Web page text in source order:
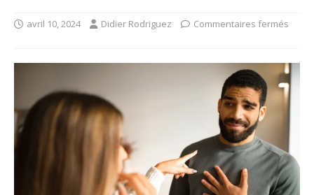
avril 10, 2024 Didier Rodriguez Commentaires fermés